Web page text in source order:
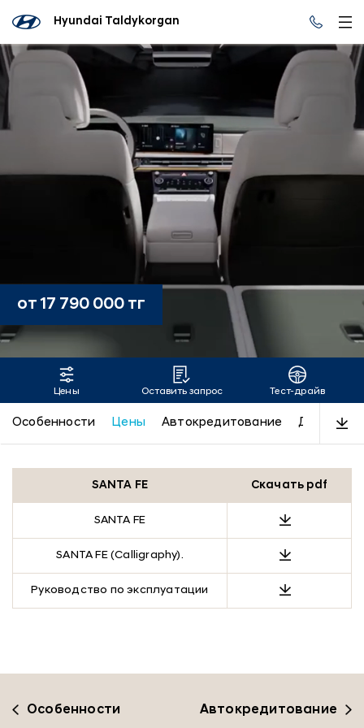
Hyundai Taldykorgan
SANTA FE
от 17 790 000 тг
Цены Оставить запрос Тест-драйв
Особенности Цены Автокредитование Дизайн
SANTA FE Скачать pdf
SANTA FE
SANTA FE (Calligraphy).
Руководство по эксплуатации
Особенности Автокредитование